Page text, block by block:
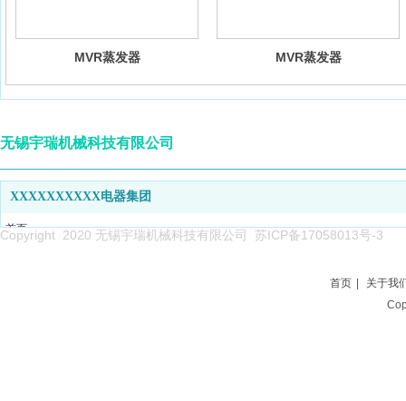
MVR蒸发器 MVR蒸发器
XXXXXXXXXX电器集团
首页
无锡宇瑞机械科技有限公司
Copyright 2020 无锡宇瑞机械科技有限公司 苏ICP备17058013号-3
首页
关于我